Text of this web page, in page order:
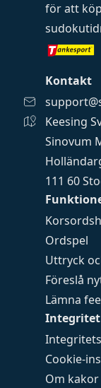
Ordspel
Uttryck
Föreslå
Lämna
Cookie-
Om kakor
för att
Kontakt
Keesing
Sinovum
111 60